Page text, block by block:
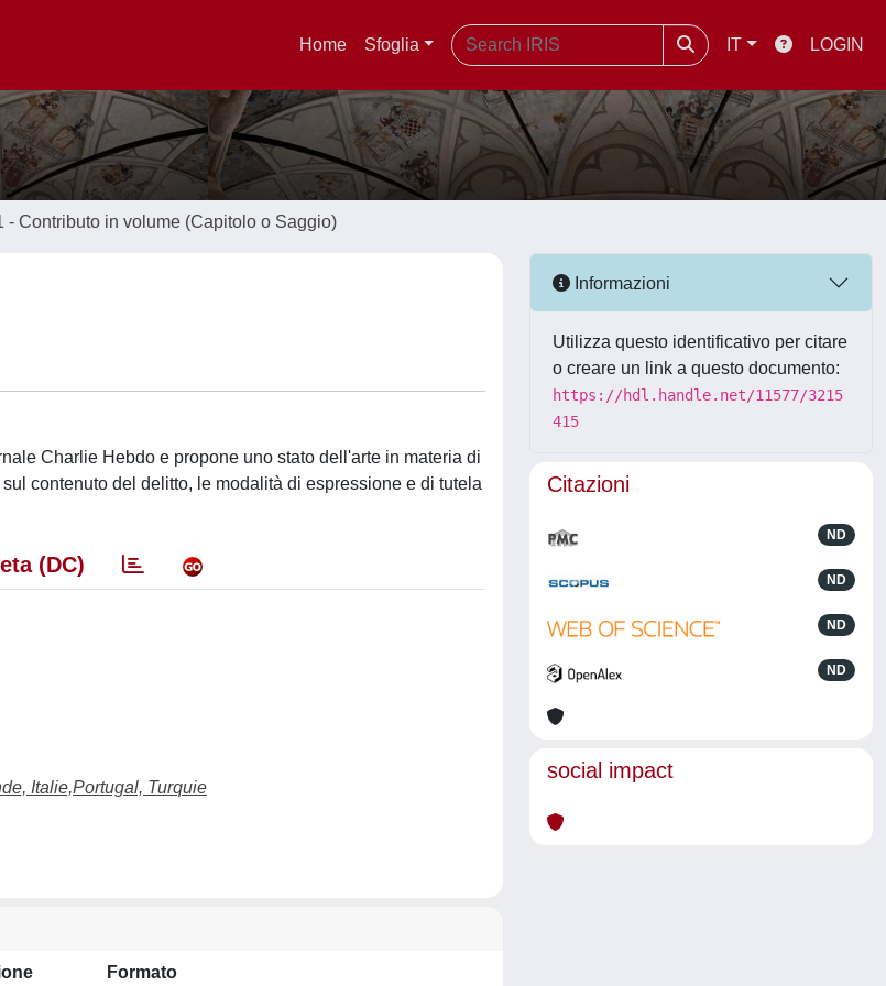
Home Sfoglia IT LOGIN
- Contributo in volume (Capitolo o Saggio)
Charlie Hebdo e propone uno stato dell'arte in materia di
contenuto del delitto, le modalità di espressione e di tutela
(DC)
Italie,Portugal, Turquie
Formato
Informazioni
Utilizza questo identificativo per citare
o creare un link a questo documento:
https://hdl.handle.net/11577/3215
415
Citazioni
ND
ND
ND
ND
social impact